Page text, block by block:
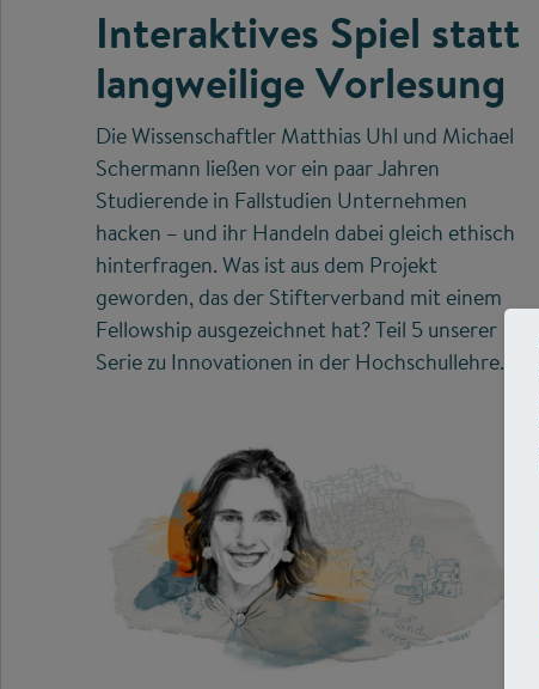
Interaktives Spiel statt
langweilige Vorlesung
Die Wissenschaftler Matthias Uhl und Michael
Schermann ließen vor ein paar Jahren
Studierende in Fallstudien Unternehmen
hacken – und ihr Handeln dabei gleich ethisch
hinterfragen. Was ist aus dem Projekt
geworden, das der Stifterverband mit einem
Fellowship ausgezeichnet hat? Teil 5 unserer
Serie zu Innovationen in der Hochschullehre.